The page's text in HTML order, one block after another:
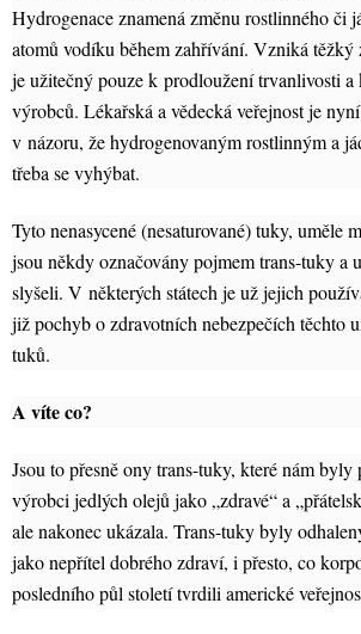
Hydrogenace znamená změnu rostlinného či
atomů vodíku během zahřívání. Vzniká těžký
je užitečný pouze k prodloužení trvanlivosti
výrobců. Lékařská a vědecká veřejnost je
v názoru, že hydrogenovaným rostlinným a
třeba se vyhýbat.
Tyto nenasycené (nesaturované) tuky, uměle
jsou někdy označovány pojmem trans-tuky a
slyšeli. V některých státech je už jejich
již pochyb o zdravotních nebezpečích těchto
tuků.
A víte co?
Jsou to přesně ony trans-tuky, které nám
výrobci jedlých olejů jako „zdravé“ a
ale nakonec ukázala. Trans-tuky byly
jako nepřítel dobrého zdraví, i přesto, co
posledního půl století tvrdili americké